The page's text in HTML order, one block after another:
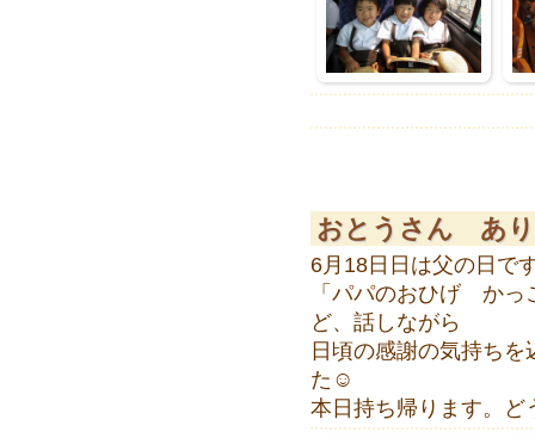
おとうさん あ
6月18日日は父の日で
「パパのおひげ か
ど、話しながら
日頃の感謝の気持ち
た☺
本日持ち帰ります。ど